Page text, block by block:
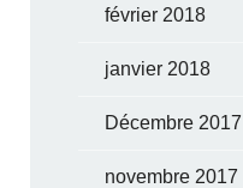
février 2018
janvier 2018
Décembre 2017
novembre 2017